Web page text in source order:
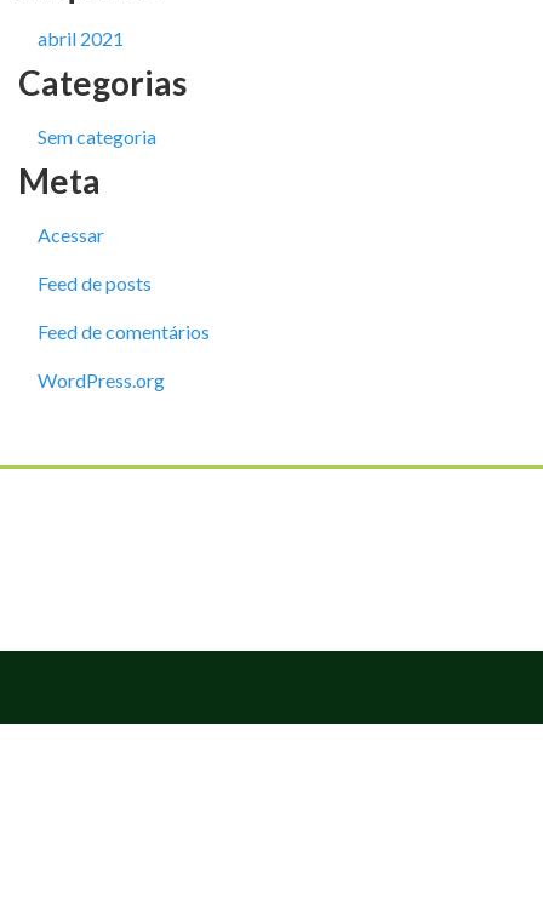
abril 2021
Categorias
Sem categoria
Meta
Acessar
Feed de posts
Feed de comentários
WordPress.org